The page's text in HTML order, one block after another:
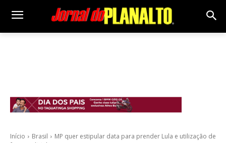
Início Brasil
MP quer estipular data para prender Lula e utilização de